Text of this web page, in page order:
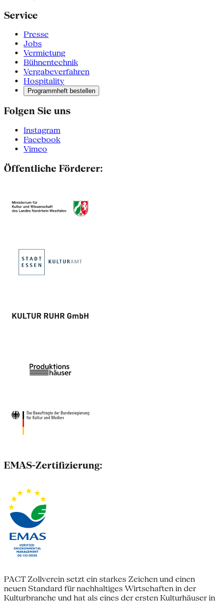
Service
Presse
Jobs
Vermietung
Bühnentechnik
Vergabeverfahren
Hospitality
Programmheft bestellen
Folgen Sie uns
Instagram
Facebook
Vimeo
Öffentliche Förderer:
EMAS-Zertifizierung:
PACT Zollverein setzt ein starkes Zeichen und einen
neuen Standard für nachhaltiges Wirtschaften in der
Kulturbranche und hat als eines der ersten Kulturhäuser in